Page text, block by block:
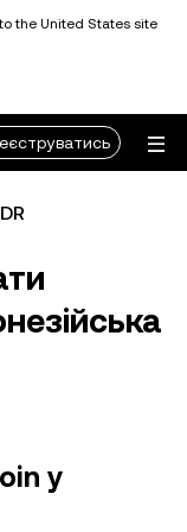
the United States site
у